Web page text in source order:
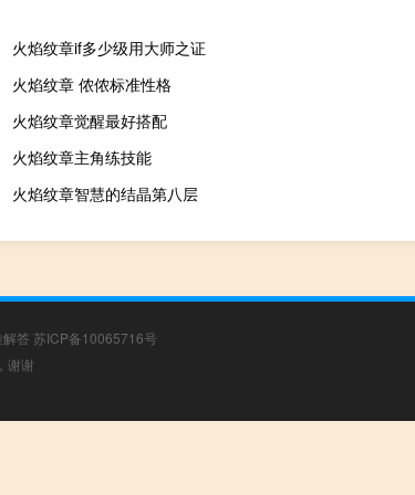
火焰纹章if多少级用大师之证
火焰纹章 侬侬标准性格
火焰纹章觉醒最好搭配
火焰纹章主角练技能
火焰纹章智慧的结晶第八层
解答 苏ICP备10065716号
谢谢